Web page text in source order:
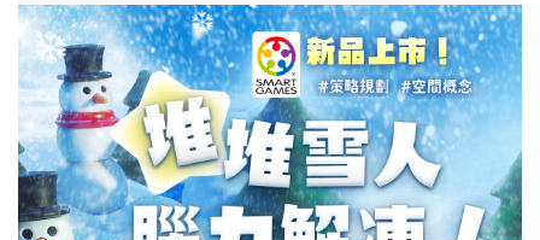
最新活動